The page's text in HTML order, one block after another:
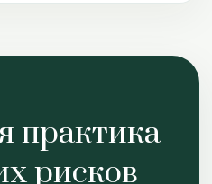
практика
рисков